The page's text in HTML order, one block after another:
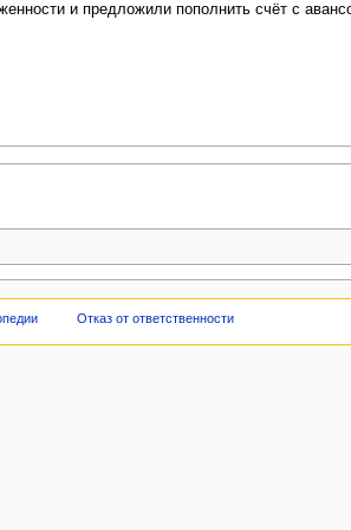
и предложили пополнить счёт с
Отказ от ответственности